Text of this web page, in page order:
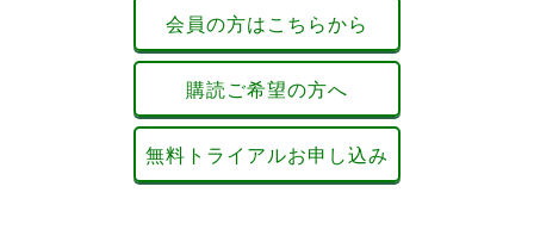
会員の方はこちらから
購読ご希望の方へ
無料トライアルお申し込み